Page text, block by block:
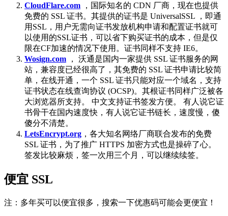
CloudFlare.com ，国际知名的 CDN 厂商，现在也提供
免费的 SSL 证书。其提供的证书是 UniversalSSL ，即通
用SSL，用户无需向证书发放机构申请和配置证书就可
以使用的SSL证书，可以省下购买证书的成本，但是仅
限在CF加速的情况下使用。证书同样不支持 IE6。
Wosign.com ， 沃通是国内一家提供 SSL 证书服务的网
站，兼容度已经很高了，其免费的 SSL 证书申请比较简
单，在线开通，一个 SSL 证书只能对应一个域名，支持
证书状态在线查询协议 (OCSP)。其根证书同样广泛被各
大浏览器所支持。 中文支持证书签发方便。 有人说它证
书骨干在国内速度快，有人说它证书链长，速度慢，傻
傻分不清楚。
LetsEncrypt.org ，各大知名网络厂商联合发布的免费
SSL 证书，为了推广 HTTPS 加密方式也是操碎了心。
签发比较麻烦，签一次用三个月，可以继续续签。
便宜 SSL
注：多年买可以便宜很多，搜索一下优惠码可能会更便宜！